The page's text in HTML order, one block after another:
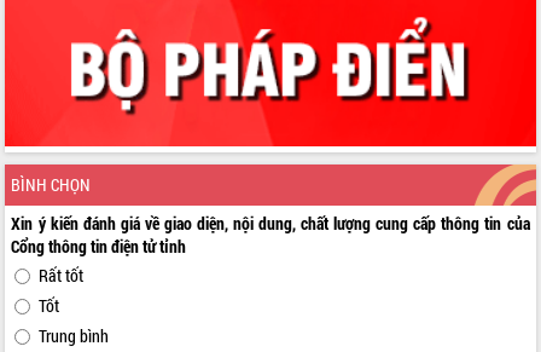
BÌNH CHỌN
Xin ý kiến đánh giá về giao diện, nội dung, chất lượng cung cấp thông tin của
Cổng thông tin điện tử tỉnh
Rất tốt
Tốt
Trung bình